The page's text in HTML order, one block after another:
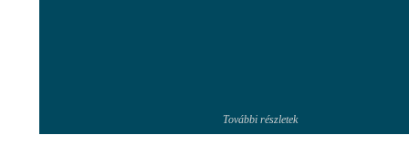
További részletek